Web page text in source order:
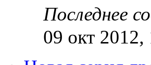
Последнее
09 окт 2012,